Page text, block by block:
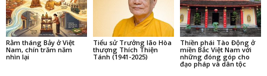
Rằm tháng Bảy ở Việt
Nam, chín trăm năm
nhìn lại
Tiểu sử Trưởng lão Hòa
thượng Thích Thiện
Tánh (1941-2025)
Thiền phái Tào Động ở
miền Bắc Việt Nam với
những đóng góp cho
đạo pháp và dân tộc